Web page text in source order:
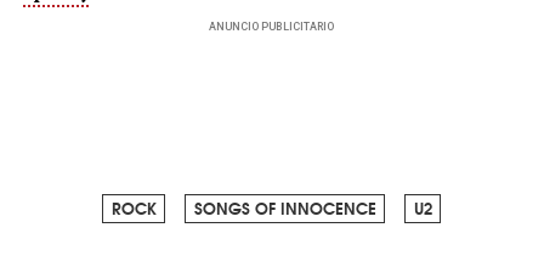
ANUNCIO PUBLICITARIO
ROCK SONGS OF INNOCENCE U2